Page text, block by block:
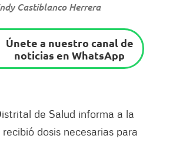
Castiblanco Herrera
Únete a nuestro canal de
noticias en WhatsApp
de Salud informa a la
dosis necesarias para